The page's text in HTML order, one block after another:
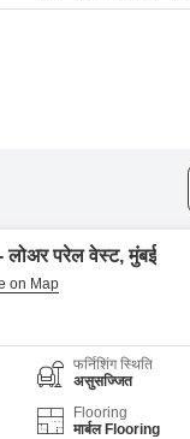
परेल वेस्ट, मुंबई
फर्निशिंग स्थिति
असुसज्जित
Flooring
मार्बल Flooring